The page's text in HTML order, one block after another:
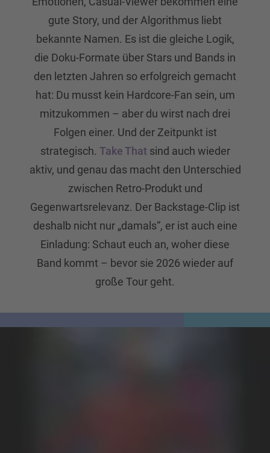
gute Story, und der Algorithmus liebt
bekannte Namen. Es ist die gleiche Logik,
die Doku-Formate über Stars und Bands in
den letzten Jahren so erfolgreich gemacht
hat: Du musst kein Hardcore-Fan sein, um
mitzukommen – aber du wirst nach drei
Folgen einer. Und der Zeitpunkt ist
strategisch. Take That sind auch wieder
aktiv, und genau das macht den Unterschied
zwischen Retro-Produkt und
Gegenwartsrelevanz. Der Backstage-Clip ist
deshalb nicht nur „damals“, er ist auch eine
Einladung: Schaut euch an, woher diese
Band kommt – bevor sie 2026 wieder auf
große Tour geht.